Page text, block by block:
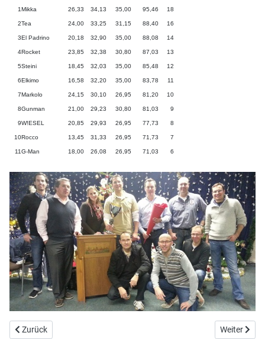
1Mikka 26,33 34,13 35,00 95,46 18
2Tea 24,00 33,25 31,15 88,40 16
3El Padrino 20,18 32,90 35,00 88,08 14
4Rocket 23,85 32,38 30,80 87,03 13
5Steini 18,45 32,03 35,00 85,48 12
6Elkimo 16,58 32,20 35,00 83,78 11
7Markolo 24,15 30,10 26,95 81,20 10
8Gunman 21,00 29,23 30,80 81,03 9
9W!ESEL 20,85 29,93 26,95 77,73 8
10Rocco 13,45 31,33 26,95 71,73 7
11G-Man 18,00 26,08 26,95 71,03 6
Vorheriger Beitrag: Frohe Weihnachten
Zurück Nächster
Weiter